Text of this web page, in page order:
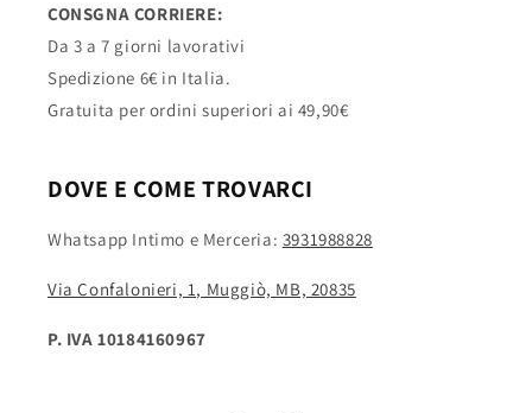
CONSGNA CORRIERE:
Da 3 a 7 giorni lavorativi
Spedizione 6€ in Italia.
Gratuita per ordini superiori ai 49,90€
DOVE E COME TROVARCI
Whatsapp Intimo e Merceria: 3931988828
Via Confalonieri, 1, Muggiò, MB, 20835
P. IVA 10184160967